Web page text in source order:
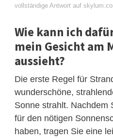
vollständige Antwort auf
Wie kann ich
mein Gesicht am
aussieht?
Die erste Regel für
wunderschöne,
Sonne strahlt. Nachdem
für den nötigen
haben, tragen Sie eine